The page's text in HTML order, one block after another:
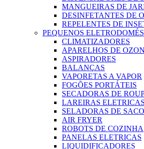
MANGUEIRAS DE
DESINFETANTES DE
REPELENTES DE
PEQUENOS
CLIMATIZADORES
APARELHOS DE
ASPIRADORES
BALANÇAS
VAPORETAS A VAPOR
FOGÕES PORTÁTEIS
SECADORAS DE
LAREIRAS ELETRICAS
SELADORAS DE
AIR FRYER
ROBOTS DE COZINHA
PANELAS ELETRICAS
LIQUIDIFICADORES